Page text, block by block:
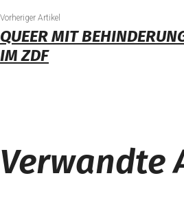
Vorheriger Artikel
QUEER MIT
IM ZDF
Verwandte